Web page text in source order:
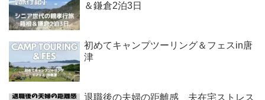
＆鎌倉2泊3日
初めてキャンプツーリング＆フェスin唐
津
退職後の夫婦の距離感 夫在宅ストレス